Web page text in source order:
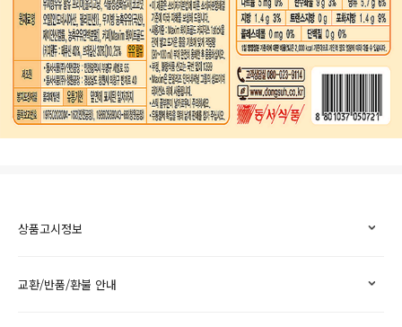
상품고시정보
교환/반품/환불 안내